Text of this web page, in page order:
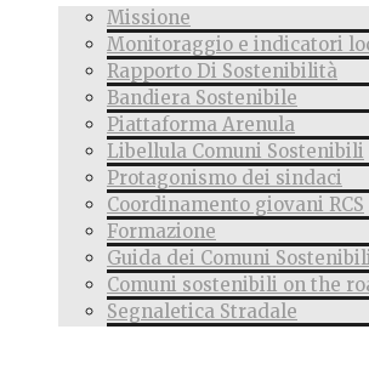
Missione
Monitoraggio e indicatori
Rapporto Di Sostenibilità
Bandiera Sostenibile
Piattaforma Arenula
Libellula Comuni Sostenibili
Protagonismo dei sindaci
Coordinamento giovani RCS
Formazione
Guida dei Comuni
Comuni sostenibili on the
Segnaletica Stradale